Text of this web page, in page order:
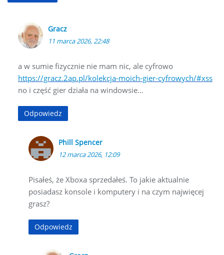
Gracz
11 marca 2026, 22:48
a w sumie fizycznie nie mam nic, ale cyfrowo
https://gracz.2ap.pl/kolekcja-moich-gier-cyfrowych/#xss
no i część gier działa na windowsie…
Odpowiedz
Phill Spencer
12 marca 2026, 12:09
Pisałeś, że Xboxa sprzedałeś. To jakie aktualnie
posiadasz konsole i komputery i na czym najwięcej
grasz?
Odpowiedz